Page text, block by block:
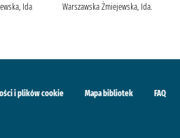
Ida
Warszawska Żmiejewska, Ida.
i plików cookie Mapa bibliotek FAQ